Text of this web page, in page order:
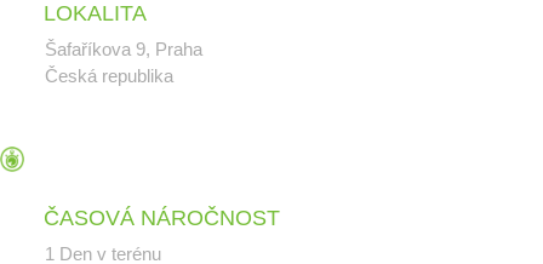
LOKALITA
Šafaříkova 9, Praha
Česká republika
ČASOVÁ NÁROČNOST
1 Den v terénu